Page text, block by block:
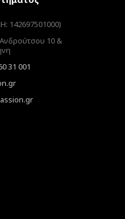
142697501000)
10 &
31 001